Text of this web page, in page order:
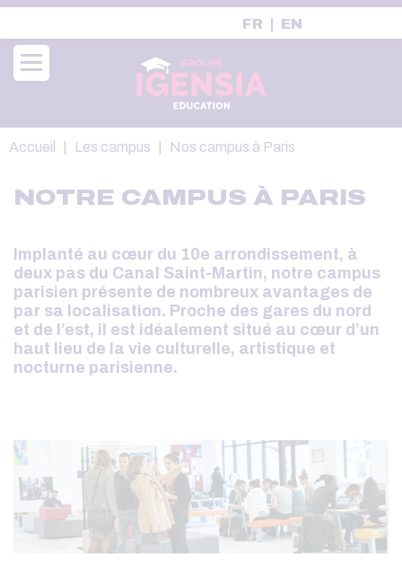
Aller
contenu
principal
FR EN
Fil
Accueil Les campus Nos campus à Paris
NOTRE CAMPUS À PARIS
Implanté au cœur du 10e arrondissement, à
deux pas du Canal Saint-Martin, notre campus
parisien présente de nombreux avantages de
par sa localisation. Proche des gares du nord
et de l’est, il est idéalement situé au cœur d’un
haut lieu de la vie culturelle, artistique et
nocturne parisienne.